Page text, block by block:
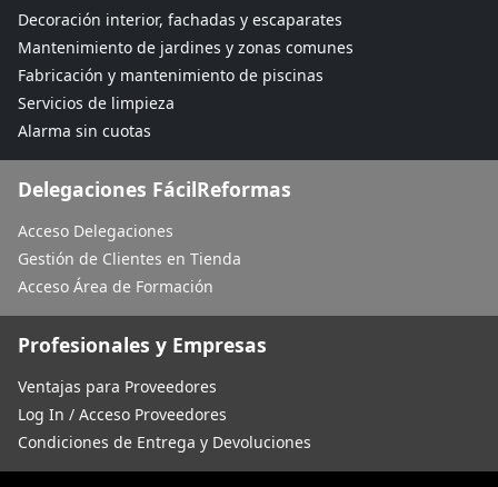
Decoración interior, fachadas y escaparates
Mantenimiento de jardines y zonas comunes
Fabricación y mantenimiento de piscinas
Servicios de limpieza
Alarma sin cuotas
Delegaciones FácilReformas
Acceso Delegaciones
Gestión de Clientes en Tienda
Acceso Área de Formación
Profesionales y Empresas
Ventajas para Proveedores
Log In / Acceso Proveedores
Condiciones de Entrega y Devoluciones